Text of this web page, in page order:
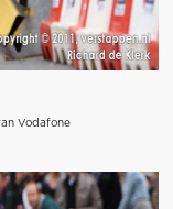
Vodafone